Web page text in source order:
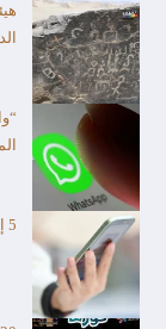
5 إعدادات يجب تفعيلها فورًا بعد شراء آيفون جديد